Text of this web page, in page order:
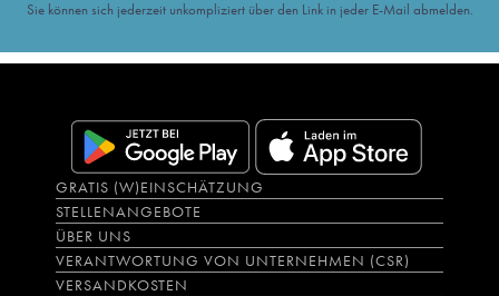
Sie können sich jederzeit unkompliziert über den Link in jeder E-Mail abmelden.
GRATIS (W)EINSCHÄTZUNG
STELLENANGEBOTE
ÜBER UNS
VERANTWORTUNG VON UNTERNEHMEN (CSR)
VERSANDKOSTEN